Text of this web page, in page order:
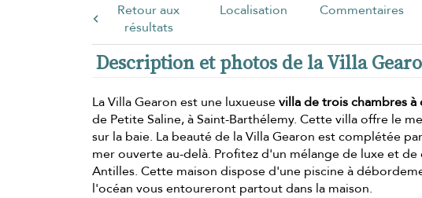
Retour aux
résultats
Localisation Commentaires
Description et photos de la Villa
La Villa Gearon est une luxueusevilla de trois chambres
de Petite Saline, à Saint-Barthélemy. Cette villa offre le
sur la baie. La beauté de la Villa Gearon est complétée
mer ouverte au-delà. Profitez d'un mélange de luxe et
Antilles. Cette maison dispose d'une piscine à
l'océan vous entoureront partout dans la maison.